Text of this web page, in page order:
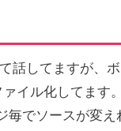
話してますが、
イル化してます
毎でソースが変え